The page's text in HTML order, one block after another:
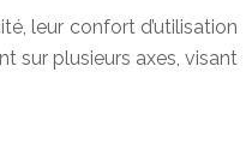
leur confort d’utilisation
sur plusieurs axes, visant